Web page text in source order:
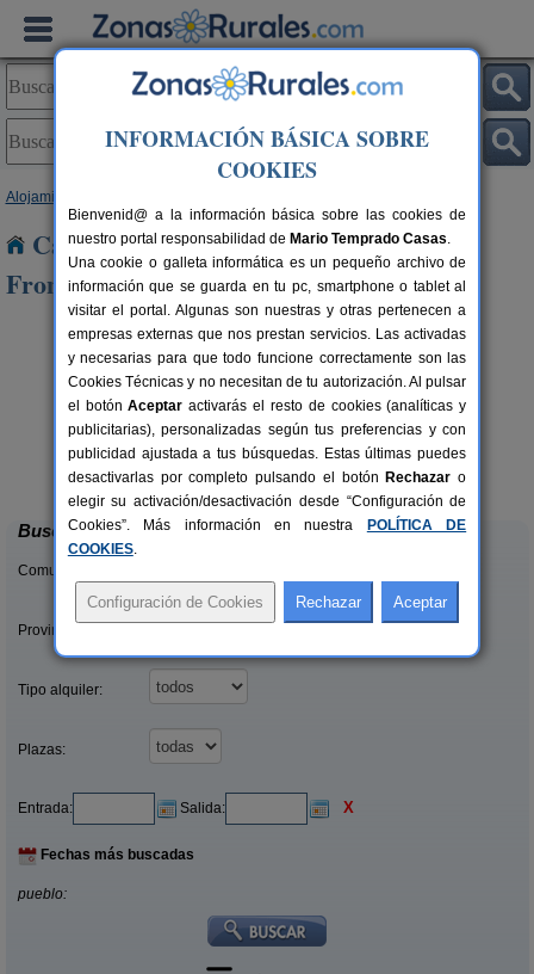
Alojamientos
Casas Rurales cerca de Castellar de La
Frontera
6 pers.
desde50 €
Villa Casablanca
Chiclana de La Frontera (Cádiz)
Buscar
Comunidades:
Provincias/Islas:
Tipo alquiler:
Plazas:
Entrada: Salida: X
Fechas más buscadas
pueblo:
INFORMACIÓN BÁSICA SOBRE
COOKIES
Bienvenid@ a la información básica sobre las cookies de
nuestro portal responsabilidad de Mario Temprado Casas.
Una cookie o galleta informática es un pequeño archivo de
información que se guarda en tu pc, smartphone o tablet al
visitar el portal. Algunas son nuestras y otras pertenecen a
empresas externas que nos prestan servicios. Las activadas
y necesarias para que todo funcione correctamente son las
Cookies Técnicas y no necesitan de tu autorización. Al pulsar
el botónAceptar activarás el resto de cookies (analíticas y
publicitarias), personalizadas según tus preferencias y con
publicidad ajustada a tus búsquedas. Estas últimas puedes
desactivarlas por completo pulsando el botón Rechazar o
elegir su activación/desactivación desde “Configuración de
Cookies”. Más información en nuestra
POLÍTICA DE
COOKIES.